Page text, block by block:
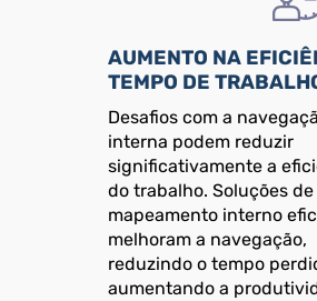
AUMENTO NA
TEMPO DE
Desafios com a
interna podem reduzir
significativamente a
do trabalho. Soluções de
mapeamento interno
melhoram a navegação,
reduzindo o tempo
aumentando a